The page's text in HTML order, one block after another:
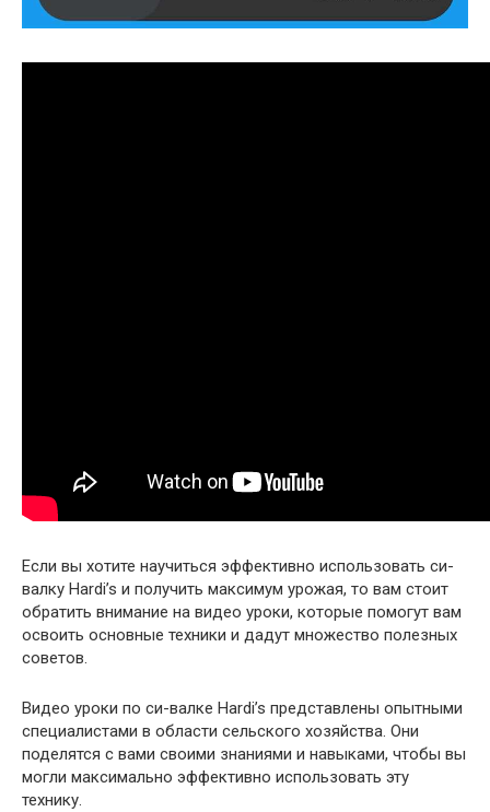
Если вы хотите научиться эффективно использовать си-
валку Hardi’s и получить максимум урожая, то вам стоит
обратить внимание на видео уроки, которые помогут вам
освоить основные техники и дадут множество полезных
советов.
Видео уроки по си-валке Hardi’s представлены опытными
специалистами в области сельского хозяйства. Они
поделятся с вами своими знаниями и навыками, чтобы вы
могли максимально эффективно использовать эту
технику.